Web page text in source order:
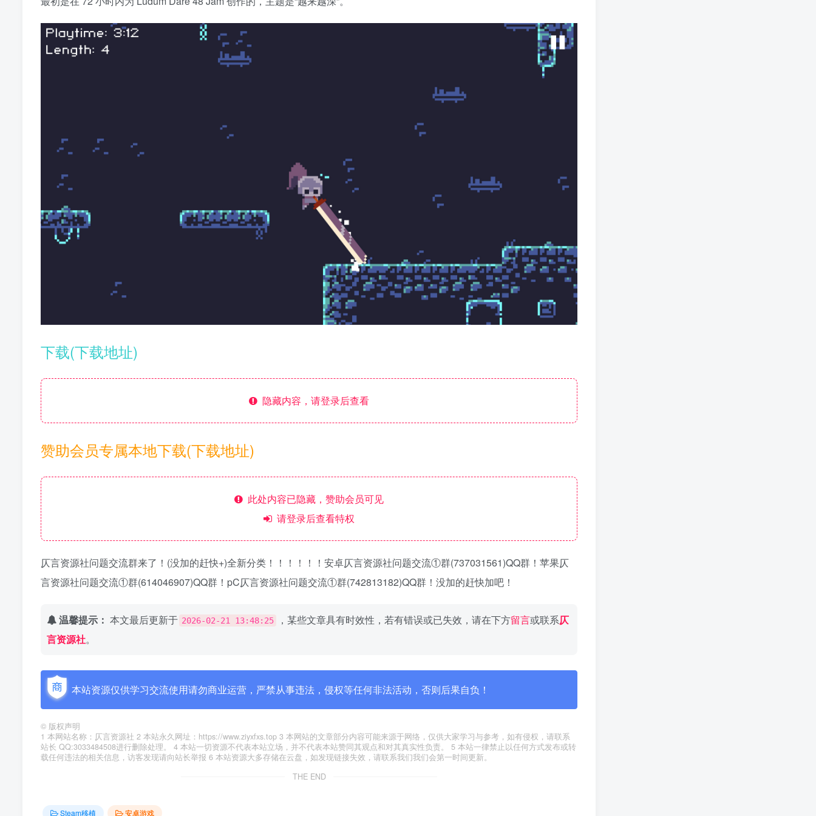
下载(下载地址)
隐藏内容，请登录后查看
赞助会员专属本地下载(下载地址)
此处内容已隐藏，赞助会员可见
请登录后查看特权
仄言资源社问题交流群来了！(没加的赶快+)全新分类！！！！！！安卓仄言资源社问题交流①群(737031561)QQ群！苹果仄
言资源社问题交流①群(614046907)QQ群！pC仄言资源社问题交流①群(742813182)QQ群！没加的赶快加吧！
温馨提示： 本文最后更新于 2026-02-21 13:48:25 ，某些文章具有时效性，若有错误或已失效，请在下方留言或联系仄
言资源社。
本站资源仅供学习交流使用请勿商业运营，严禁从事违法，侵权等任何非法活动，否则后果自负！
© 版权声明
1 本网站名称：仄言资源社 2 本站永久网址：https://www.ziyxfxs.top 3 本网站的文章部分内容可能来源于网络，仅供大家学习与参考，如有侵权，请联系
站长 QQ:3033484508进行删除处理。 4 本站一切资源不代表本站立场，并不代表本站赞同其观点和对其真实性负责。 5 本站一律禁止以任何方式发布或转
载任何违法的相关信息，访客发现请向站长举报 6 本站资源大多存储在云盘，如发现链接失效，请联系我们我们会第一时间更新。
THE END
Steam移植 安卓游戏